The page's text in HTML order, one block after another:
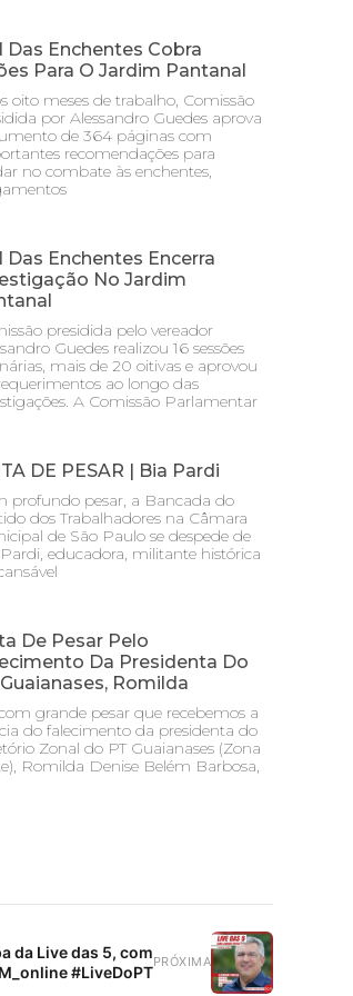
Das Enchentes Cobra
Para O Jardim Pantanal
oito meses de trabalho, Comissão
por Alessandro Guedes aprova
de 364 páginas com
recomendações para
no combate às enchentes,
Das Enchentes Encerra
No Jardim
presidida pelo vereador
Guedes realizou 16 sessões
mais de 20 oitivas e aprovou
ao longo das
A Comissão Parlamentar
DE PESAR | Bia Pardi
profundo pesar, a Bancada do
dos Trabalhadores na Câmara
de São Paulo se despede de
educadora, militante histórica
De Pesar Pelo
Da Presidenta Do
Romilda
grande pesar que recebemos a
do falecimento da presidenta do
Zonal do PT Guaianases (Zona
Romilda Denise Belém Barbosa,
PRÓXIMA
da Live das 5, com
#LiveDoPT